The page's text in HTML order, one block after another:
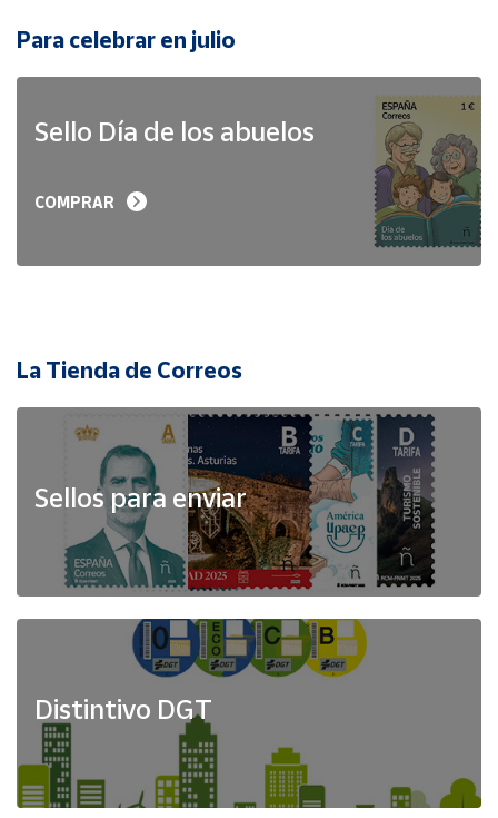
Para celebrar en julio
Sello Día de los abuelos
COMPRAR
La Tienda de Correos
Sellos para enviar
Distintivo DGT